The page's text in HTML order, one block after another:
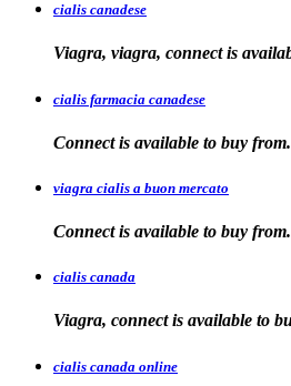
cialis canadese
Viagra, viagra, connect is
cialis farmacia canadese
Connect is available to buy
viagra cialis a buon mercato
Connect is available to buy
cialis canada
Viagra, connect is available to
cialis canada online